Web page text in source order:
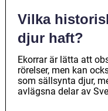
Vilka
djur haft?
Ekorrar är lätta att
rörelser, men kan
som sällsynta djur,
avlägsna delar av